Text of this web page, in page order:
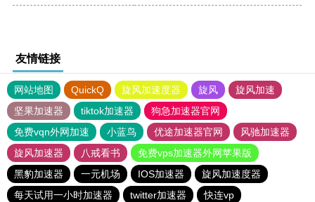
友情链接
网站地图 QuickQ 旋风加速度器 旋风
旋风加速
坚果加速器
tiktok加速器
狗急加速器官网
免费vqn外网加速
小蓝鸟 优途加速器官网
风驰加速器
旋风加速器
八戒看书
免费vps加速器外网苹果版
黑豹加速器
一元机场 IOS加速器
旋风加速度器
每天试用一小时加速器
twitter加速器
快连vp